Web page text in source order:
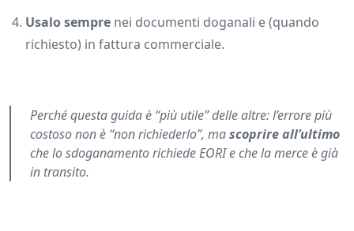
Usalo sempre nei documenti doganali e (quando
richiesto) in fattura commerciale.
Perché questa guida è “più utile” delle altre: l’errore più
costoso non è “non richiederlo”, mascoprire all’ultimo
che lo sdoganamento richiede EORI e che la merce è già
in transito.